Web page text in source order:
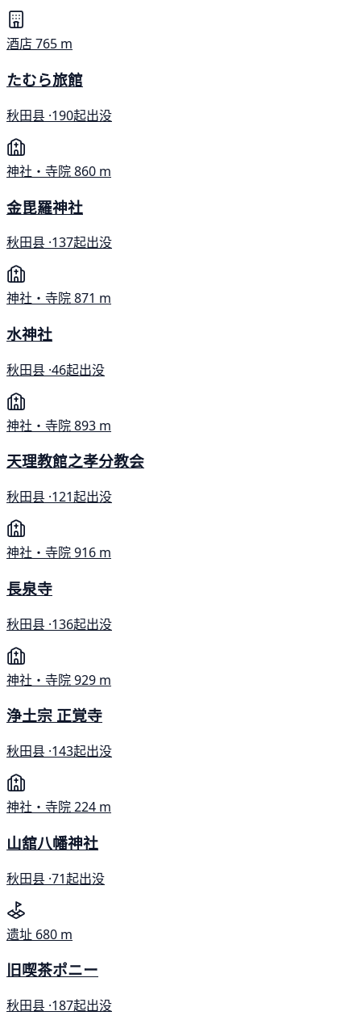
酒店765 m
たむら旅館
秋田县 ·190起出没
神社・寺院860 m
金毘羅神社
秋田县 ·137起出没
神社・寺院871 m
水神社
秋田县 ·46起出没
神社・寺院893 m
天理教館之孝分教会
秋田县 ·121起出没
神社・寺院916 m
長泉寺
秋田县 ·136起出没
神社・寺院929 m
浄土宗 正覚寺
秋田县 ·143起出没
神社・寺院224 m
山舘八幡神社
秋田县 ·71起出没
遗址 680 m
旧喫茶ポニー
秋田县 ·187起出没